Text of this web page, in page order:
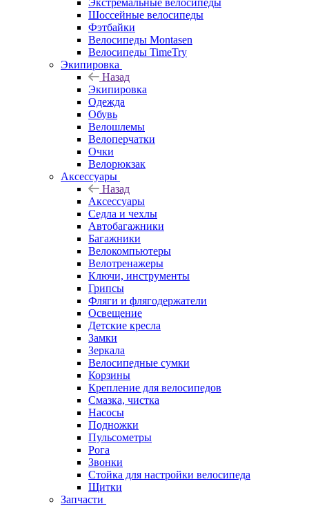
Экстремальные велосипеды
Шоссейные велосипеды
Фэтбайки
Велосипеды Montasen
Велосипеды TimeTry
Экипировка
Назад
Экипировка
Одежда
Обувь
Велошлемы
Велоперчатки
Очки
Велорюкзак
Аксессуары
Назад
Аксессуары
Седла и чехлы
Автобагажники
Багажники
Велокомпьютеры
Велотренажеры
Ключи, инструменты
Грипсы
Фляги и флягодержатели
Освещение
Детские кресла
Замки
Зеркала
Велосипедные сумки
Корзины
Крепление для велосипедов
Смазка, чистка
Насосы
Подножки
Пульсометры
Рога
Звонки
Стойка для настройки велосипеда
Щитки
Запчасти